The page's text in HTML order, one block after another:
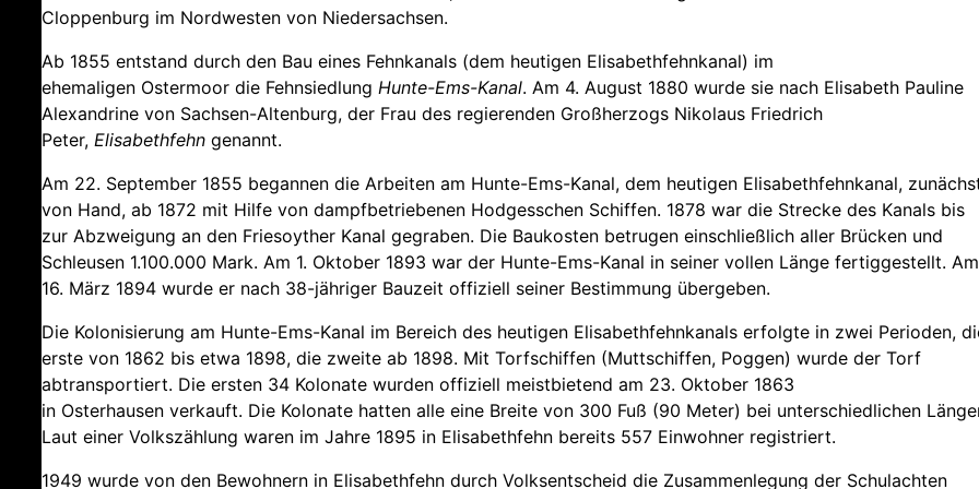
Cloppenburg im Nordwesten von Niedersachsen.
Ab 1855 entstand durch den Bau eines Fehnkanals (dem heutigen Elisabethfehnkanal) im
ehemaligen Ostermoor die Fehnsiedlung Hunte-Ems-Kanal. Am 4. August 1880 wurde sie nach Elisabeth Pauline
Alexandrine von Sachsen-Altenburg, der Frau des regierenden Großherzogs Nikolaus Friedrich
Peter, Elisabethfehn genannt.
Am 22. September 1855 begannen die Arbeiten am Hunte-Ems-Kanal, dem heutigen Elisabethfehnkanal,
von Hand, ab 1872 mit Hilfe von dampfbetriebenen Hodgesschen Schiffen. 1878 war die Strecke des Kanals bis
zur Abzweigung an den Friesoyther Kanal gegraben. Die Baukosten betrugen einschließlich aller Brücken und
Schleusen 1.100.000 Mark. Am 1. Oktober 1893 war der Hunte-Ems-Kanal in seiner vollen Länge fertiggestellt. Am
16. März 1894 wurde er nach 38-jähriger Bauzeit offiziell seiner Bestimmung übergeben.
Die Kolonisierung am Hunte-Ems-Kanal im Bereich des heutigen Elisabethfehnkanals erfolgte in zwei Perioden,
erste von 1862 bis etwa 1898, die zweite ab 1898. Mit Torfschiffen (Muttschiffen, Poggen) wurde der Torf
abtransportiert. Die ersten 34 Kolonate wurden offiziell meistbietend am 23. Oktober 1863
in Osterhausen verkauft. Die Kolonate hatten alle eine Breite von 300 Fuß (90 Meter) bei unterschiedlichen
Laut einer Volkszählung waren im Jahre 1895 in Elisabethfehn bereits 557 Einwohner registriert.
1949 wurde von den Bewohnern in Elisabethfehn durch Volksentscheid die Zusammenlegung der Schulachten